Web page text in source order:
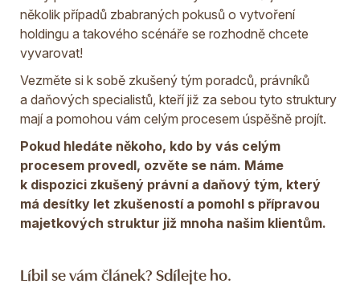
několik případů zbabraných pokusů o vytvoření
holdingu a takového scénáře se rozhodně chcete
vyvarovat!
Vezměte si k sobě zkušený tým poradců, právníků
a daňových specialistů, kteří již za sebou tyto struktury
mají a pomohou vám celým procesem úspěšně projít.
Pokud hledáte někoho, kdo by vás celým
procesem provedl, ozvěte se nám. Máme
k dispozici zkušený právní a daňový tým, který
má desítky let zkušeností a pomohl s přípravou
majetkových struktur již mnoha našim klientům.
Líbil se vám článek? Sdílejte ho.